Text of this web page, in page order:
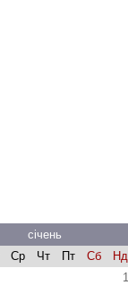
січень
Ср Чт Пт Сб
Нд
1